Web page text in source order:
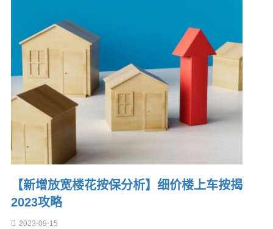
【新增放宽楼花按保分析】细价楼上车按揭
2023攻略
2023-09-15